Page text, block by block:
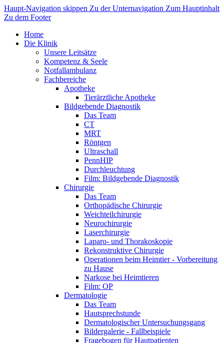
Haupt-Navigation skippen Zu der Unternavigation Zum Hauptinhalt
Zu dem Footer
Home
Die Klinik
Unsere Leitsätze
Kompetenz & Seele
Notfallambulanz
Fachbereiche
Apotheke
Tierärztliche Apotheke
Bildgebende Diagnostik
Das Team
CT
MRT
Röntgen
Ultraschall
PennHIP
Durchleuchtung
Film: Bildgebende Diagnostik
Chirurgie
Das Team
Orthopädische Chirurgie
Weichteilchirurgie
Neurochirurgie
Laserchirurgie
Laparo- und Thorakoskopie
Rekonstruktive Chirurgie
Operationen beim Heimtier - Vorbereitung
zu Hause
Narkose bei Heimtieren
Film: OP
Dermatologie
Das Team
Hautsprechstunde
Dermatologischer Untersuchungsgang
Bildergalerie - Fallbeispiele
Fragebogen für Hautpatienten